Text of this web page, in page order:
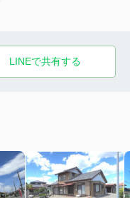
LINEで共有する